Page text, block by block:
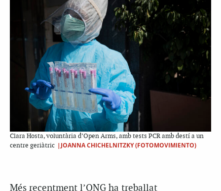
Clara Hosta, voluntària d’Open Arms, amb tests PCR amb destí a un
centre geriàtric |JOANNA CHICHELNITZKY (FOTOMOVIMIENTO)
Més recentment l’ONG ha treballat